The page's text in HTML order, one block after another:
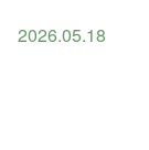
2026.05.18